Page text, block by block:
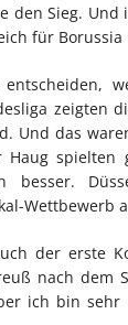
den Sieg. Und
für Borussia
zeigten
Und das
Haug
besser.
Wettbewerb
der erste
nach dem
ich bin sehr